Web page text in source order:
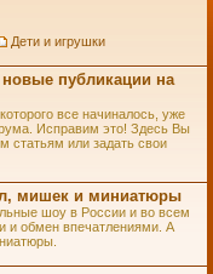
Дети и игрушки
публикации на
все начиналось, уже
Исправим это! Здесь Вы
статьям или задать свои
мишек и миниатюры
шоу в России и во всем
и обмен впечатлениями. А